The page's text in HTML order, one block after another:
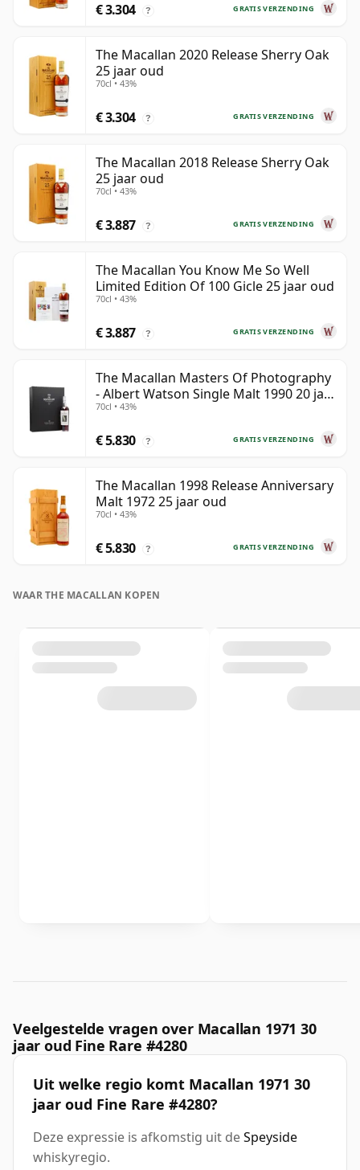
GRATIS VERZENDING
€ 3.304 ?
The Macallan 2020 Release Sherry Oak
25 jaar oud
70cl • 43%
GRATIS VERZENDING
€ 3.304 ?
The Macallan 2018 Release Sherry Oak
25 jaar oud
70cl • 43%
GRATIS VERZENDING
€ 3.887 ?
The Macallan You Know Me So Well
Limited Edition Of 100 Gicle 25 jaar oud
70cl • 43%
GRATIS VERZENDING
€ 3.887 ?
The Macallan Masters Of Photography
- Albert Watson Single Malt 1990 20 jaar
oud
70cl • 43%
GRATIS VERZENDING
€ 5.830 ?
The Macallan 1998 Release Anniversary
Malt 1972 25 jaar oud
70cl • 43%
GRATIS VERZENDING
€ 5.830 ?
WAAR THE MACALLAN KOPEN
Veelgestelde vragen over Macallan 1971 30
jaar oud Fine Rare #4280
Uit welke regio komt Macallan 1971 30
jaar oud Fine Rare #4280?
Deze expressie is afkomstig uit deSpeyside
whiskyregio.